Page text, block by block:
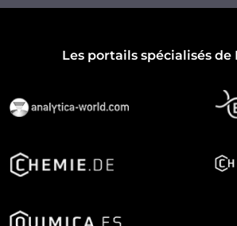
Les portails spécialisés de